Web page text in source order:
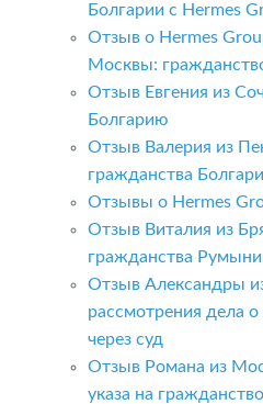
Болгарии с Hermes
Отзыв о Hermes
Москвы:
Отзыв Евгения из
Болгарию
Отзыв Валерия из
гражданства
Отзывы о Hermes
Отзыв Виталия из
гражданства
Отзыв Александры
рассмотрения дела
через суд
Отзыв Романа из
указа на